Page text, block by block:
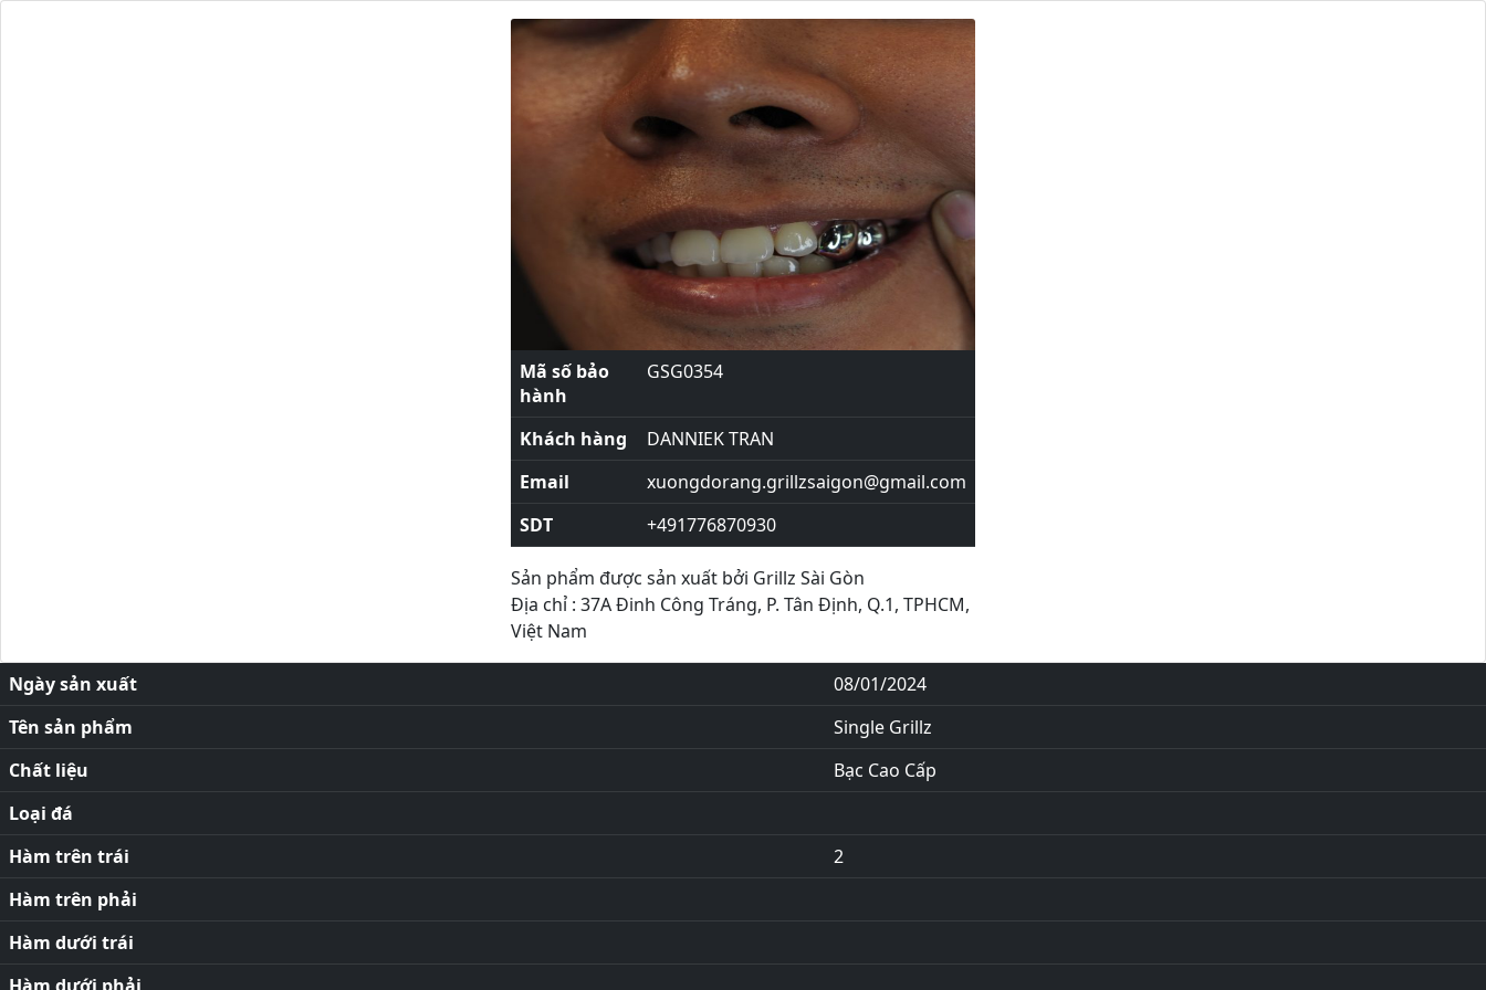
Mã số bảo
hành
GSG0354
Khách hàng
DANNIEK TRAN
Email
xuongdorang.grillzsaigon@gmail.com
SDT
+491776870930
Sản phẩm được sản xuất bởi Grillz Sài Gòn
Địa chỉ : 37A Đinh Công Tráng, P. Tân Định, Q.1, TPHCM,
Việt Nam
Ngày sản xuất
08/01/2024
Tên sản phẩm
Single Grillz
Chất liệu
Bạc Cao Cấp
Loại đá
Hàm trên trái
2
Hàm trên phải
Hàm dưới trái